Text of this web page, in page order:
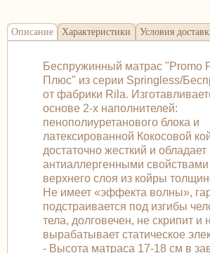
Описание Характеристики Условия
Беспружинный матрас "Promo
Плюс" из серии Springless/
от фабрики Rila.
основе 2-х наполнителей:
пенополиуретанового блока и
латексированной Кокосовой
достаточно жесткий и обладает
антиаллергенными свойствами
верхнего слоя из койры
Не имеет «эффекта волны»,
подстраивается под изгибы
тела, долговечен, не скрипит и
вырабатывает статическое
- Высота матраса 17-18 см в